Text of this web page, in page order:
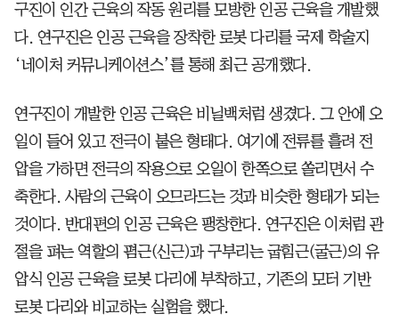
구진이 인간 근육의 작동 원리를 모방한 인공 근육을 개발했
다. 연구진은 인공 근육을 장착한 로봇 다리를 국제 학술지
‘네이처 커뮤니케이션스’를 통해 최근 공개했다.
연구진이 개발한 인공 근육은 비닐백처럼 생겼다. 그 안에 오
일이 들어 있고 전극이 붙은 형태다. 여기에 전류를 흘려 전
압을 가하면 전극의 작용으로 오일이 한쪽으로 쏠리면서 수
축한다. 사람의 근육이 오므라드는 것과 비슷한 형태가 되는
것이다. 반대편의 인공 근육은 팽창한다. 연구진은 이처럼 관
절을 펴는 역할의 폄근(신근)과 구부리는 굽힘근(굴근)의 유
압식 인공 근육을 로봇 다리에 부착하고, 기존의 모터 기반
로봇 다리와 비교하는 실험을 했다.